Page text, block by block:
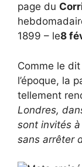
page du
1899 – le8
Comme le
l’époque, la
tellement
Londres,
sont invités
sans arrêter